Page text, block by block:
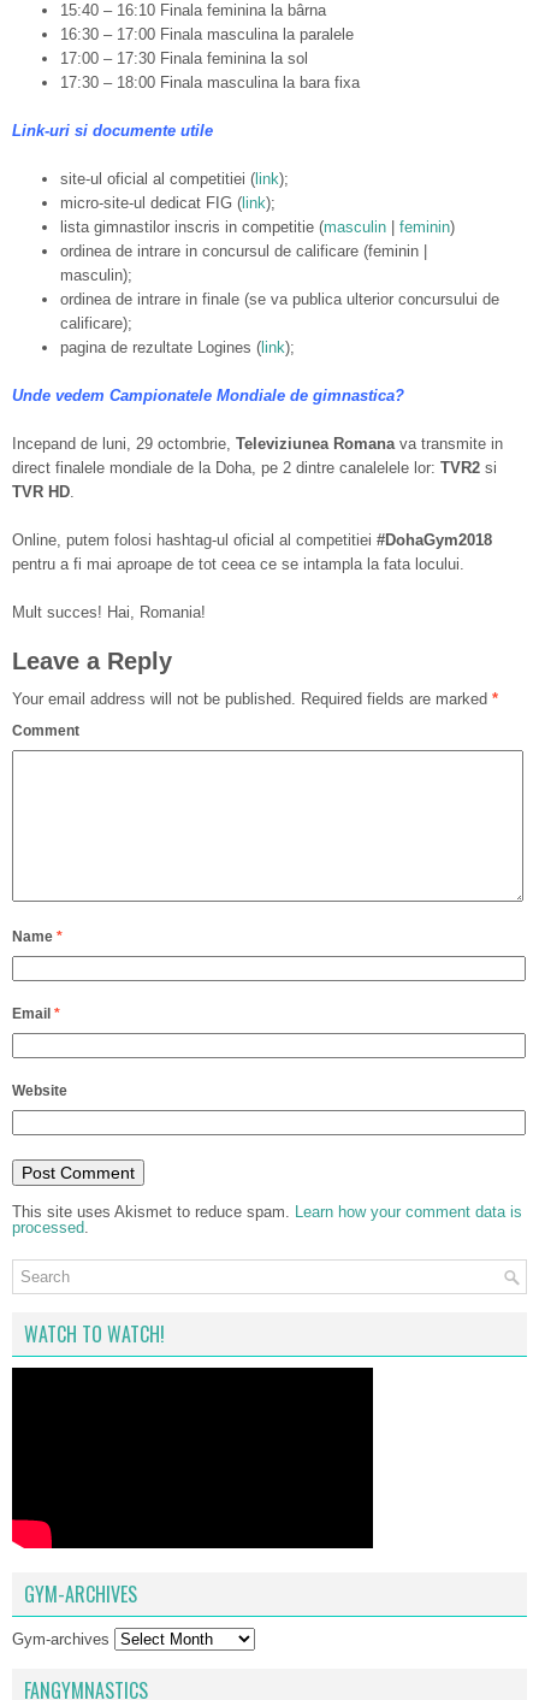
15:40 – 16:10 Finala feminina la bârna
16:30 – 17:00 Finala masculina la paralele
17:00 – 17:30 Finala feminina la sol
17:30 – 18:00 Finala masculina la bara fixa
Link-uri si documente utile
site-ul oficial al competitiei ( link);
micro-site-ul dedicat FIG ( link);
lista gimnastilor inscris in competitie (masculin feminin)
ordinea de intrare in concursul de calificare (feminin |
masculin);
ordinea de intrare in finale (se va publica ulterior concursului de
calificare);
pagina de rezultate Logines ( link);
Unde vedem Campionatele Mondiale de gimnastica?
Incepand de luni, 29 octombrie, Televiziunea Romanava transmite in
direct finalele mondiale de la Doha, pe 2 dintre canalelele lor: TVR2 si
TVR HD.
Online, putem folosi hashtag-ul oficial al competitiei #DohaGym2018
pentru a fi mai aproape de tot ceea ce se intampla la fata locului.
Mult succes! Hai, Romania!
Leave a Reply
Your email address will not be published. Required fields are marked *
Comment
Name *
Email *
Website
This site uses Akismet to reduce spam. Learn how your comment data is
processed.
WATCH TO WATCH!
GYM-ARCHIVES
Gym-archives
FANGYMNASTICS